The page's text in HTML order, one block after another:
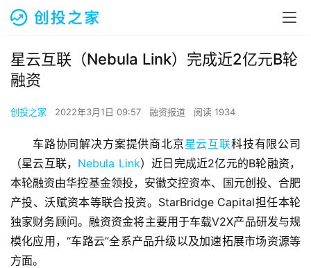
星云互联（Nebula Link）完成近2亿元B轮
融资
创投之家 2022年3月1日 09:57 融资报道 阅读 1934
车路协同解决方案提供商北京星云互联科技有限公司
（星云互联， Nebula Link）近日完成近2亿元的B轮融资，
本轮融资由华控基金领投，安徽交控资本、国元创投、合肥
产投、沃赋资本等联合投资。StarBridge Capital担任本轮
独家财务顾问。融资资金将主要用于车载V2X产品研发与规
模化应用，“车路云”全系产品升级以及加速拓展市场资源等
方面。